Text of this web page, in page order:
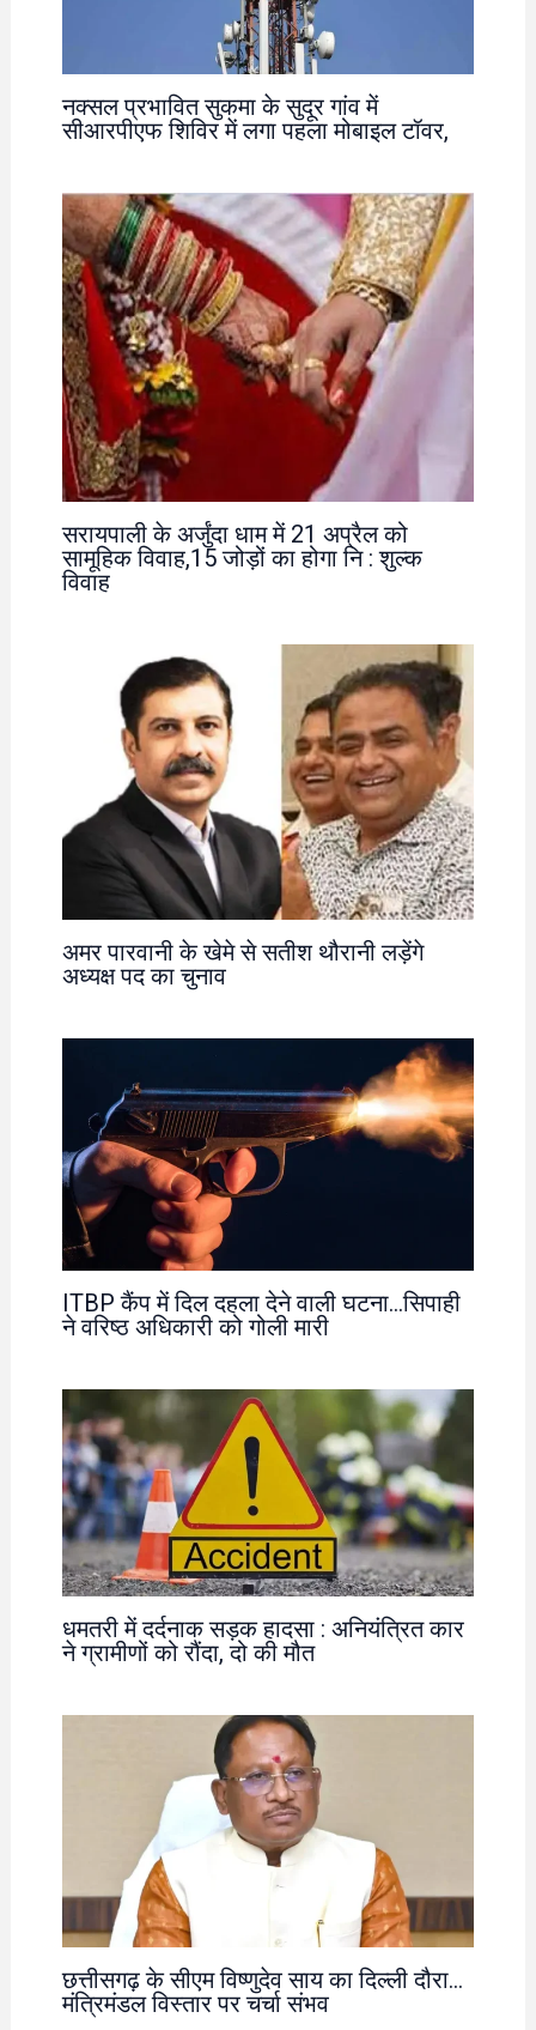
नक्सल प्रभावित सुकमा के सुदूर गांव में
सीआरपीएफ शिविर में लगा पहला मोबाइल टॉवर,
सरायपाली के अर्जुंदा धाम में 21 अप्रैल को
सामूहिक विवाह,15 जोड़ों का होगा नि : शुल्क
विवाह
अमर पारवानी के खेमे से सतीश थौरानी लड़ेंगे
अध्यक्ष पद का चुनाव
ITBP कैंप में दिल दहला देने वाली घटना…सिपाही
ने वरिष्ठ अधिकारी को गोली मारी
धमतरी में दर्दनाक सड़क हादसा : अनियंत्रित कार
ने ग्रामीणों को रौंदा, दो की मौत
छत्तीसगढ़ के सीएम विष्णुदेव साय का दिल्ली दौरा…
मंत्रिमंडल विस्तार पर चर्चा संभव